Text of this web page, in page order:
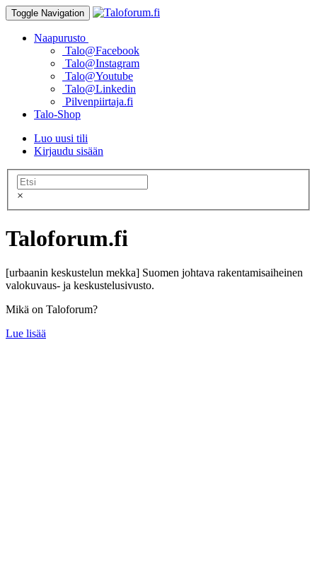
Toggle Navigation
Naapurusto
Talo@Facebook
Talo@Instagram
Talo@Youtube
Talo@Linkedin
Pilvenpiirtaja.fi
Talo-Shop
Luo uusi tili
Kirjaudu sisään
×
Taloforum.fi
[urbaanin keskustelun mekka] Suomen johtava rakentamisaiheinen
valokuvaus- ja keskustelusivusto.
Mikä on Taloforum?
Lue lisää